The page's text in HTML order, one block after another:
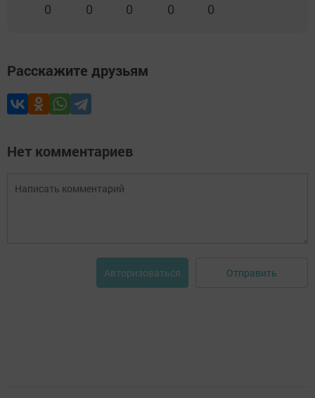
0 0 0 0 0
Расскажите друзьям
Нет комментариев
Авторизоваться Отправить